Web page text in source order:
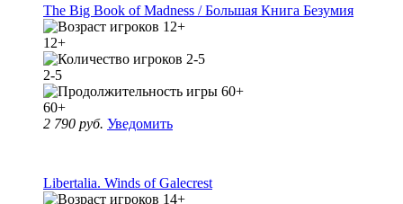
The Big Book of Madness / Большая Книга Безумия
12+
2-5
60+
2 790 руб. Уведомить
Libertalia. Winds of Galecrest